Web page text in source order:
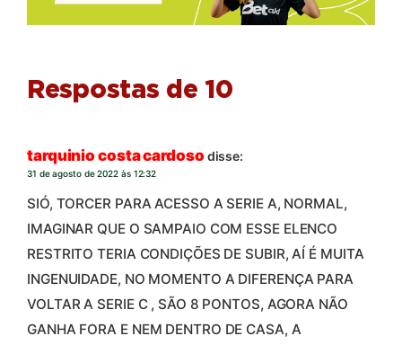
Respostas de 10
tarquinio costa cardoso disse:
31 de agosto de 2022 às 12:32
SIÓ, TORCER PARA ACESSO A SERIE A, NORMAL,
IMAGINAR QUE O SAMPAIO COM ESSE ELENCO
RESTRITO TERIA CONDIÇÕES DE SUBIR, AÍ É MUITA
INGENUIDADE, NO MOMENTO A DIFERENÇA PARA
VOLTAR A SERIE C , SÃO 8 PONTOS, AGORA NÃO
GANHA FORA E NEM DENTRO DE CASA, A